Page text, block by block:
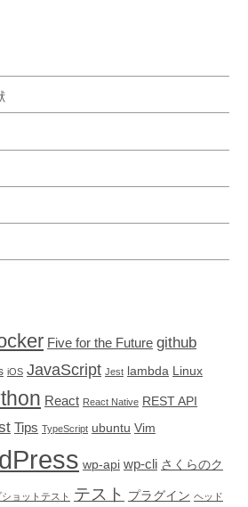
Five for the Future github
iOS JavaScript Jest lambda Linux
React React Native REST API
Tips TypeScript ubuntu Vim
wp-api wp-cli さくらのク
ョットテスト テスト プラグイン ヘッド